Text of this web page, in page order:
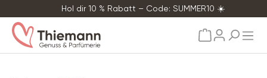
Hol dir 10 % Rabatt – Code: SUMMER10 ☀️